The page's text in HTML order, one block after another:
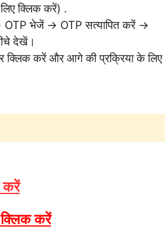
क्लिक करें) .
OTP भेजें → OTP सत्यापित करें →
देखें।
क्लिक करें और आगे की प्रक्रिया के लिए
करें
क्लिक करें